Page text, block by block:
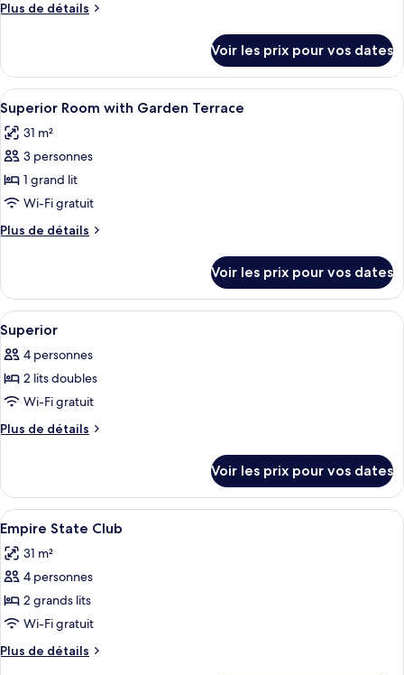
chambre :
Club
Room
with
Lake
view
Plus de détails
Plus
le
type
de
chambre
Empire
State
Room
with
view
Voir les prix pour vos dates
Afficher
toutes
les
photos
pour
ce
type
de
Superior
Room
with
Garden
Terrace
Literie de qualité supérieure,
3
Superior Room with Garden Terrace
31 m²
3 personnes
1 grand lit
Wi-Fi gratuit
Plus de détails
Plus
le
type
de
chambre
Superior
Room
Garden
Terrace
Voir les prix pour vos dates
Afficher
toutes
les
photos
pour
ce
chambre :
Superior
Literie de qualité supérieure,
3
Superior
4 personnes
2 lits doubles
Wi-Fi gratuit
Plus de détails
Plus
le
type
de
chambre
Superior
Voir les prix pour vos dates
Afficher
toutes
les
photos
pour
ce
type
de
Literie de qualité supérieure,
3
Empire State Club
31 m²
4 personnes
2 grands lits
Wi-Fi gratuit
Plus de détails
Plus